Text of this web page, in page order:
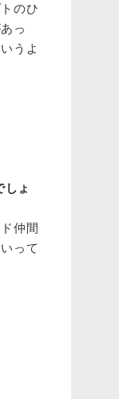
のひ
っ
うよ
ょ
仲間
って